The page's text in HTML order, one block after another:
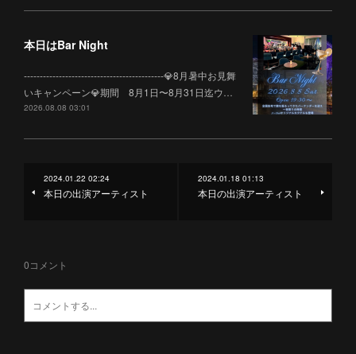
本日はBar Night
--------------------------------------------💎8月暑中お見舞
いキャンペーン💎期間 8月1日〜8月31日迄ウ…
2026.08.08 03:01
2024.01.22 02:24
本日の出演アーティスト
2024.01.18 01:13
本日の出演アーティスト
0コメント